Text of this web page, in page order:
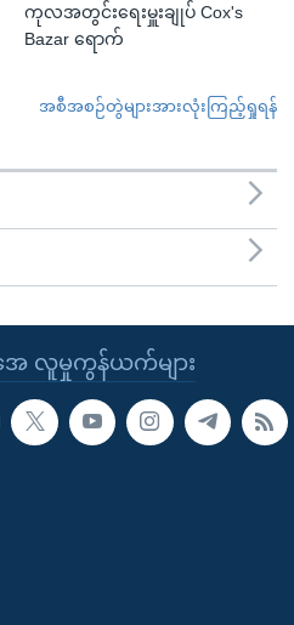
ကုလအတွင်းရေးမှူးချုပ် Cox's
Bazar ရောက်
အစီအစဉ်တွဲများအားလုံးကြည့်ရှုရန်
လူမှုကွန်ယက်များ